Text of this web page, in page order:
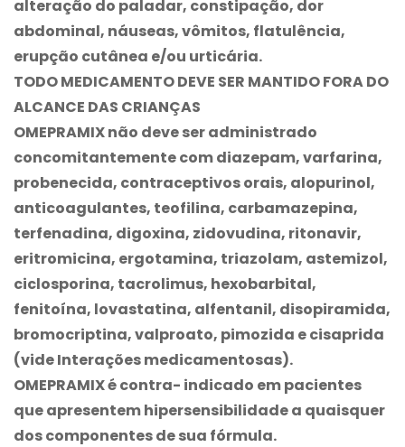
alteração do paladar, constipação, dor
abdominal, náuseas, vômitos, flatulência,
erupção cutânea e/ou urticária.
TODO MEDICAMENTO DEVE SER MANTIDO FORA DO
ALCANCE DAS CRIANÇAS
OMEPRAMIXnão deve ser administrado
concomitantemente com diazepam, varfarina,
probenecida, contraceptivos orais, alopurinol,
anticoagulantes, teofilina, carbamazepina,
terfenadina, digoxina, zidovudina, ritonavir,
eritromicina, ergotamina, triazolam, astemizol,
ciclosporina, tacrolimus, hexobarbital,
fenitoína, lovastatina, alfentanil, disopiramida,
bromocriptina, valproato, pimozida e cisaprida
(vide Interações medicamentosas).
OMEPRAMIXé contra- indicado em pacientes
que apresentem hipersensibilidade a quaisquer
dos componentes de sua fórmula.